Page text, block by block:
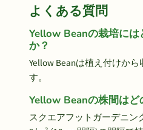
よくある質問
Yellow Beanの栽培に
か？
Yellow Beanは植え付けか
す。
Yellow Beanの株間はど
スクエアフットガーデニン